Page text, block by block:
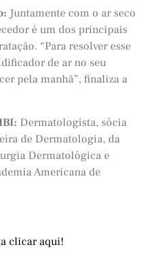
Juntamente com o ar seco
é um dos principais
“Para resolver esse
de ar no seu
pela manhã”, finaliza a
Dermatologista, sócia
de Dermatologia, da
Dermatológica e
Americana de
clicar aqui!